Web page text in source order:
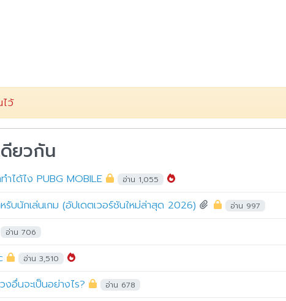
ว้
ดียวกัน
ได้ไง PUBG MOBILE อ่าน 1,055
บนักเล่นเกม (อัปเดตเวอร์ชันใหม่ล่าสุด 2026) อ่าน 997
อ่าน 706
อ่าน 3,510
อื่นจะเป็นอย่างไร? อ่าน 678